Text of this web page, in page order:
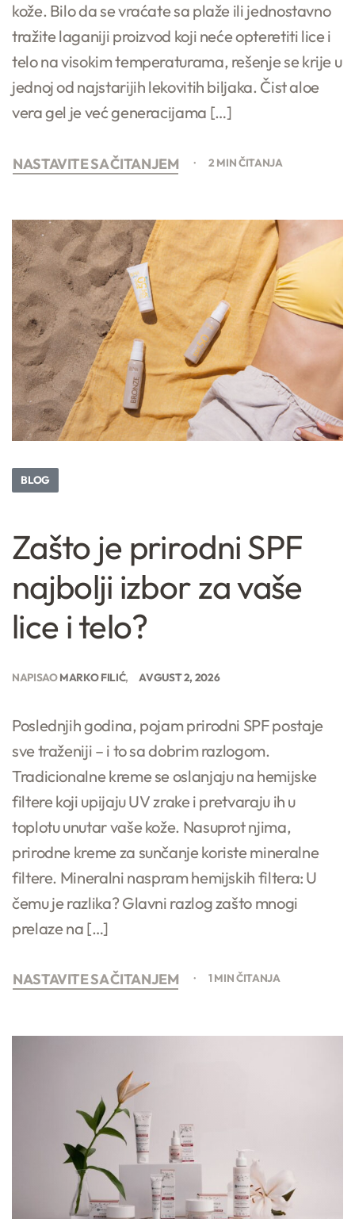
kože. Bilo da se vraćate sa plaže ili jednostavno
tražite laganiji proizvod koji neće opteretiti lice i
telo na visokim temperaturama, rešenje se krije u
jednoj od najstarijih lekovitih biljaka. Čist aloe
vera gel je već generacijama […]
NASTAVITE SA ČITANJEM 2 MIN ČITANJA
BLOG
Zašto je prirodni SPF
najbolji izbor za vaše
lice i telo?
NAPISAOMARKO FILIĆ AVGUST 2, 2026
Poslednjih godina, pojam prirodni SPF postaje
sve traženiji – i to sa dobrim razlogom.
Tradicionalne kreme se oslanjaju na hemijske
filtere koji upijaju UV zrake i pretvaraju ih u
toplotu unutar vaše kože. Nasuprot njima,
prirodne kreme za sunčanje koriste mineralne
filtere. Mineralni naspram hemijskih filtera: U
čemu je razlika? Glavni razlog zašto mnogi
prelaze na […]
NASTAVITE SA ČITANJEM 1 MIN ČITANJA